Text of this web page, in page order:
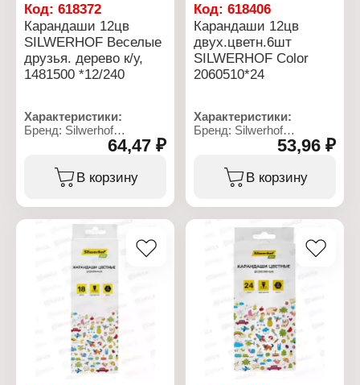
Код: 618372
Карандаши 12цв
SILWERHOF Веселые
друзья. дерево к/у,
1481500 *12/240
Характеристики:
Бренд: Silwerhof
Артикул: 1481500
карандашей
Цвет грифеля: цветные
Количество цветов: 12
Материал корпуса:
Форма корпуса:
шестигранный
Диаметр корпуса: 7,2 мм
Диаметр грифеля: 2,65
Заводская заточка: есть
Упаковка: в картонном
коробе с европодвесом
64,47 ₽
В корзину
Код:618406
Карандаши 12цв
двух.цветн.6шт
SILWERHOF Color
2060510*24
Характеристики:
Бренд: Silwerhof
Артикул: 2060510
карандашей
Цвет грифеля: цветные
Материал корпуса:
Форма корпуса: круглые
Особенность:
двухсторонние
Диаметр грифеля: 2,8 мм
Диаметр корпуса: 7 мм
Заводская заточка: есть
Упаковка: в картонном
коробе с европодвесом
53,96 ₽
В корзину